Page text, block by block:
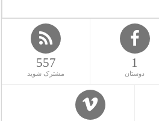
557
مشترک شوید
1
دوستان